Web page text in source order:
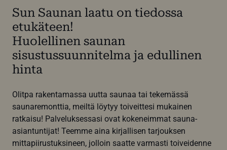
Sun Saunan laatu on tiedossa
etukäteen!
Huolellinen saunan
sisustussuunnitelma ja edullinen
hinta
Olitpa rakentamassa uutta saunaa tai tekemässä
saunaremonttia, meiltä löytyy toiveittesi mukainen
ratkaisu! Palveluksessasi ovat kokeneimmat sauna-
asiantuntijat! Teemme aina kirjallisen tarjouksen
mittapiirustuksineen, jolloin saatte varmasti toiveidenne